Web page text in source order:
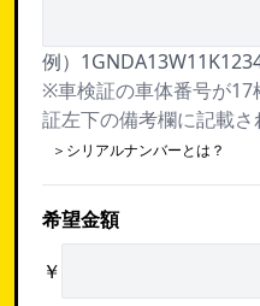
例）
※車検証の車体番号が17
証左下の備考欄に記載さ
＞シリアルナンバーとは？
希望金額
￥